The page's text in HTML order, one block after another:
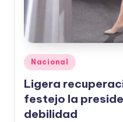
Publicado
en
Nacional
Ligera
festejo la
debilidad